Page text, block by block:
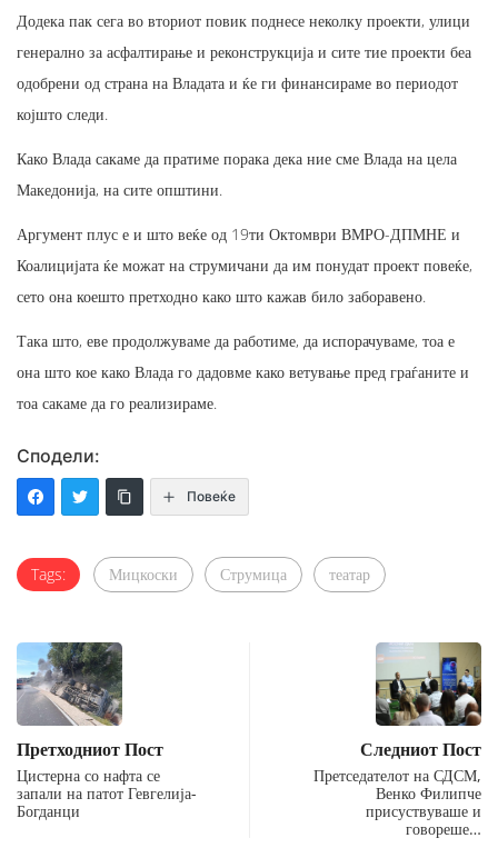
Додека пак сега во вториот повик поднесе неколку проекти, улици
генерално за асфалтирање и реконструкција и сите тие проекти беа
одобрени од страна на Владата и ќе ги финансираме во периодот
којшто следи.
Како Влада сакаме да пратиме порака дека ние сме Влада на цела
Македонија, на сите општини.
Аргумент плус е и што веќе од 19ти Октомври ВМРО-ДПМНЕ и
Коалицијата ќе можат на струмичани да им понудат проект повеќе,
сето она коешто претходно како што кажав било заборавено.
Така што, еве продолжуваме да работиме, да испорачуваме, тоа е
она што кое како Влада го дадовме како ветување пред граѓаните и
тоа сакаме да го реализираме.
Сподели:
Повеќе
Tags: Мицкоски Струмица театар
Претходниот Пост
Цистерна со нафта се
запали на патот Гевгелија-
Богданци
Следниот Пост
Претседателот на СДСМ,
Венко Филипче
присуствуваше и
говореше…